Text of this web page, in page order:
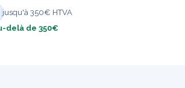
jusqu'à 350€ HTVA
delà de 350€